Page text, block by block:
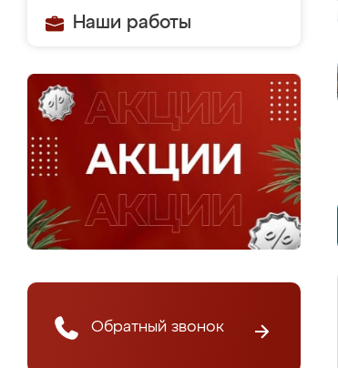
Наши работы
Обратный звонок